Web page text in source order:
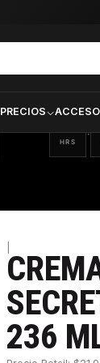
PRECIOS 21
HRS
:
236